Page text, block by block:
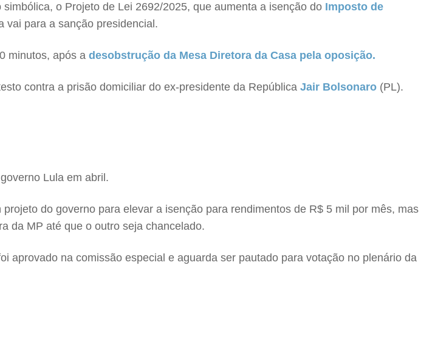
o Projeto de Lei 2692/2025, que aumenta a isenção do Imposto de
vai para a sanção presidencial.
minutos, após a desobstrução da Mesa Diretora da Casa pela oposição.
contra a prisão domiciliar do ex-presidente da República Jair Bolsonaro (PL).
Lula em abril.
do governo para elevar a isenção para rendimentos de R$ 5 mil por mês, mas
da MP até que o outro seja chancelado.
aprovado na comissão especial e aguarda ser pautado para votação no plenário da